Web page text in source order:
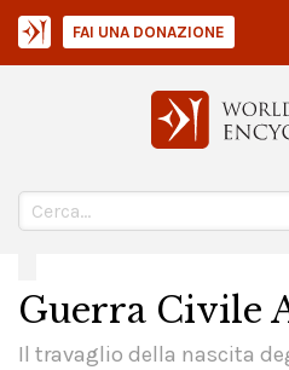
FAI UNA DONAZIONE
Guerra Civile
Il travaglio della nascita